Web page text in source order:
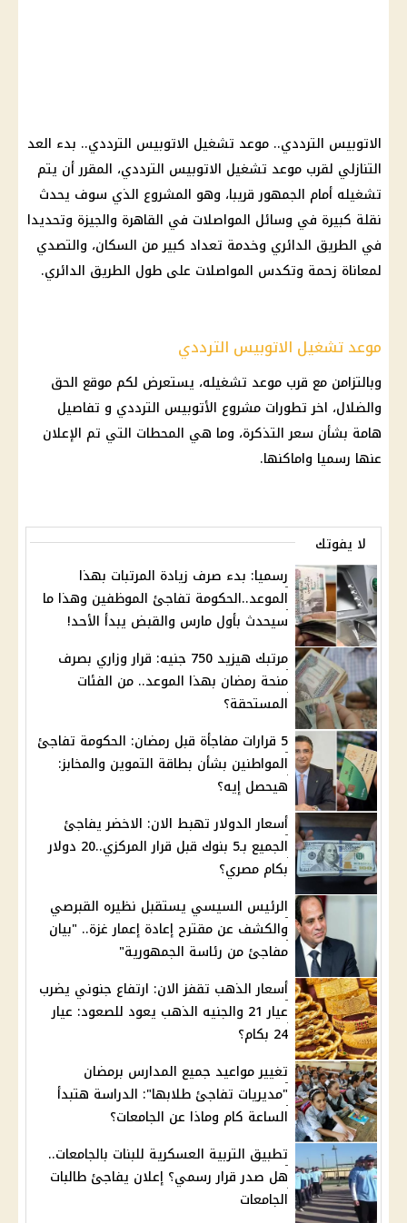
الاتوبيس الترددي.. موعد تشغيل الاتوبيس الترددي.. بدء العد
التنازلي لقرب موعد تشغيل الاتوبيس الترددي، المقرر أن يتم
تشغيله أمام الجمهور قريبا، وهو المشروع الذي سوف يحدث
نقلة كبيرة في وسائل المواصلات في القاهرة والجيزة وتحديدا
في الطريق الدائري وخدمة تعداد كبير من السكان، والتصدي
لمعاناة زحمة وتكدس المواصلات على طول الطريق الدائري.
موعد تشغيل الاتوبيس الترددي
وبالتزامن مع قرب موعد تشغيله، يستعرض لكم موقع الحق
والضلال، اخر تطورات مشروع الأتوبيس الترددي و تفاصيل
هامة بشأن سعر التذكرة، وما هي المحطات التي تم الإعلان
عنها رسميا واماكنها.
لا يفوتك
رسميا: بدء صرف زيادة المرتبات بهذا
الموعد..الحكومة تفاجئ الموظفين وهذا ما
سيحدث بأول مارس والقبض يبدأ الأحد!
مرتبك هيزيد 750 جنيه: قرار وزاري بصرف
منحة رمضان بهذا الموعد.. من الفئات
المستحقة؟
5 قرارات مفاجأة قبل رمضان: الحكومة تفاجئ
المواطنين بشأن بطاقة التموين والمخابز:
هيحصل إيه؟
أسعار الدولار تهبط الان: الاخضر يفاجئ
الجميع بـ5 بنوك قبل قرار المركزي..20 دولار
بكام مصري؟
الرئيس السيسي يستقبل نظيره القبرصي
والكشف عن مقترح إعادة إعمار غزة.. "بيان
مفاجئ من رئاسة الجمهورية"
أسعار الذهب تقفز الان: ارتفاع جنوني يضرب
عيار 21 والجنيه الذهب يعود للصعود: عيار
24 بكام؟
تغيير مواعيد جميع المدارس برمضان
"مديريات تفاجئ طلابها": الدراسة هتبدأ
الساعة كام وماذا عن الجامعات؟
تطبيق التربية العسكرية للبنات بالجامعات..
هل صدر قرار رسمي؟ إعلان يفاجئ طالبات
الجامعات